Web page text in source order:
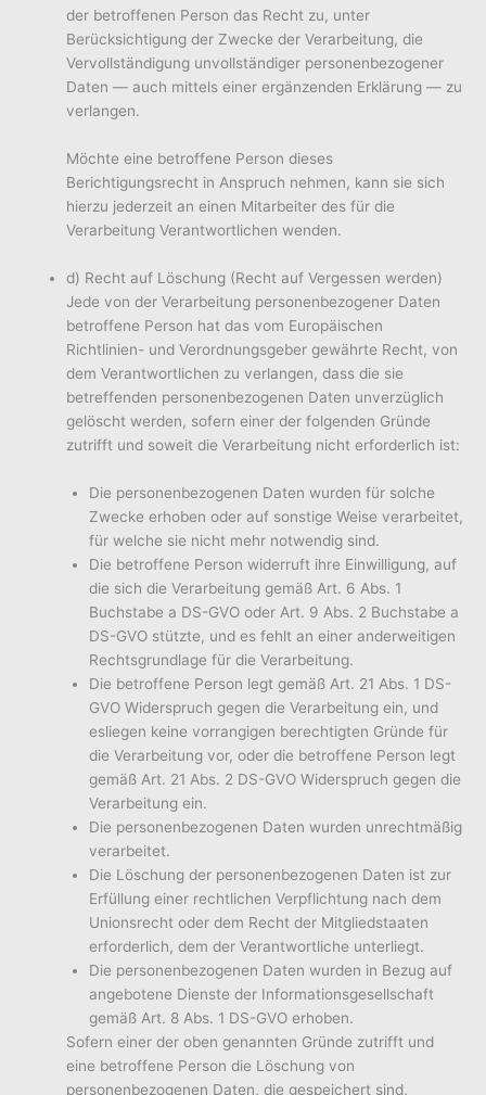
der betroffenen Person das Recht zu, unter
Berücksichtigung der Zwecke der Verarbeitung, die
Vervollständigung unvollständiger personenbezogener
Daten — auch mittels einer ergänzenden Erklärung — zu
verlangen.
Möchte eine betroffene Person dieses
Berichtigungsrecht in Anspruch nehmen, kann sie sich
hierzu jederzeit an einen Mitarbeiter des für die
Verarbeitung Verantwortlichen wenden.
d) Recht auf Löschung (Recht auf Vergessen werden)
Jede von der Verarbeitung personenbezogener Daten
betroffene Person hat das vom Europäischen
Richtlinien- und Verordnungsgeber gewährte Recht, von
dem Verantwortlichen zu verlangen, dass die sie
betreffenden personenbezogenen Daten unverzüglich
gelöscht werden, sofern einer der folgenden Gründe
zutrifft und soweit die Verarbeitung nicht erforderlich ist:
Die personenbezogenen Daten wurden für solche
Zwecke erhoben oder auf sonstige Weise verarbeitet,
für welche sie nicht mehr notwendig sind.
Die betroffene Person widerruft ihre Einwilligung, auf
die sich die Verarbeitung gemäß Art. 6 Abs. 1
Buchstabe a DS-GVO oder Art. 9 Abs. 2 Buchstabe a
DS-GVO stützte, und es fehlt an einer anderweitigen
Rechtsgrundlage für die Verarbeitung.
Die betroffene Person legt gemäß Art. 21 Abs. 1 DS-
GVO Widerspruch gegen die Verarbeitung ein, und
esliegen keine vorrangigen berechtigten Gründe für
die Verarbeitung vor, oder die betroffene Person legt
gemäß Art. 21 Abs. 2 DS-GVO Widerspruch gegen die
Verarbeitung ein.
Die personenbezogenen Daten wurden unrechtmäßig
verarbeitet.
Die Löschung der personenbezogenen Daten ist zur
Erfüllung einer rechtlichen Verpflichtung nach dem
Unionsrecht oder dem Recht der Mitgliedstaaten
erforderlich, dem der Verantwortliche unterliegt.
Die personenbezogenen Daten wurden in Bezug auf
angebotene Dienste der Informationsgesellschaft
gemäß Art. 8 Abs. 1 DS-GVO erhoben.
Sofern einer der oben genannten Gründe zutrifft und
eine betroffene Person die Löschung von
personenbezogenen Daten, die gespeichert sind,